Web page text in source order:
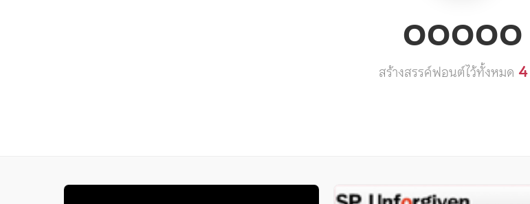
ooooo
สร้างสรรค์ฟอนต์ไว้ทั้งหมด 4